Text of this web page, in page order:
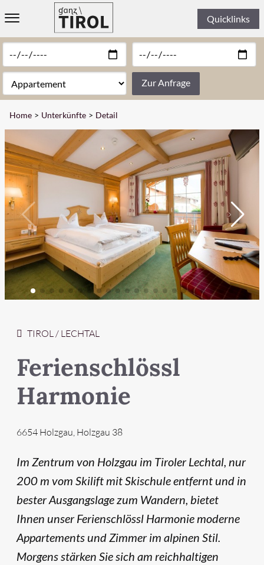
Quicklinks
Zur Anfrage
WILLKOMMEN
UNTERKÜNFTE
» ALLE UNTERKÜNFTE
» HOTELS
» FERIENWOHNUNGEN
» CHALETS & LODGES
» PENSIONEN
THEMEN
REGIONEN
ERLEBEN
INFORMATION & KONTAKT
Schnellanfrage
Highlights
Unterkünfte Wellness Adults only
Urlaub mit Hund
Home Unterkünfte Detail
TIROL / LECHTAL
Ferienschlössl
Harmonie
6654 Holzgau, Holzgau 38
Im Zentrum von Holzgau im Tiroler Lechtal, nur
200 m vom Skilift mit Skischule entfernt und in
bester Ausgangslage zum Wandern, bietet
Ihnen unser Ferienschlössl Harmonie moderne
Appartements und Zimmer im alpinen Stil.
Morgens stärken Sie sich am reichhaltigen